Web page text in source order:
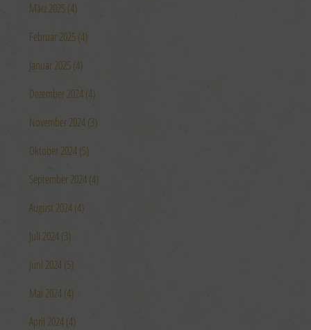
März 2025 (4)
Februar 2025 (4)
Januar 2025 (4)
Dezember 2024 (4)
November 2024 (3)
Oktober 2024 (5)
September 2024 (4)
August 2024 (4)
Juli 2024 (3)
Juni 2024 (5)
Mai 2024 (4)
April 2024 (4)